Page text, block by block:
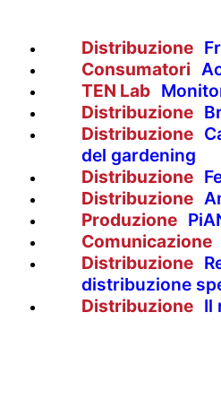
Distribuzione
Consumatori
TEN Lab
Distribuzione
Distribuzione
del gardening
Distribuzione
Distribuzione
Produzione
Comunicazione
Distribuzione
distribuzione
Distribuzione Il